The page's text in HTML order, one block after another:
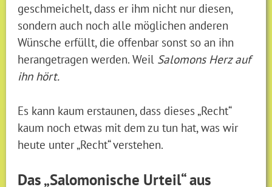
geschmeichelt, dass er ihm nicht nur diesen,
sondern auch noch alle möglichen anderen
Wünsche erfüllt, die offenbar sonst so an ihn
herangetragen werden. Weil Salomons Herz auf
ihn hört.
Es kann kaum erstaunen, dass dieses „Recht“
kaum noch etwas mit dem zu tun hat, was wir
heute unter „Recht“ verstehen.
Das „Salomonische Urteil“ aus